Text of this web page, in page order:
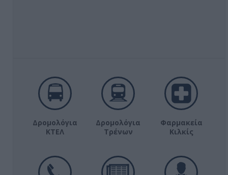
Δρομολόγια
ΚΤΕΛ
Δρομολόγια
Τρένων
Φαρμακεία
Κιλκίς